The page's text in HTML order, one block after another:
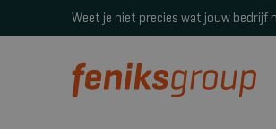
Weet je niet precies wat jouw bedrijf